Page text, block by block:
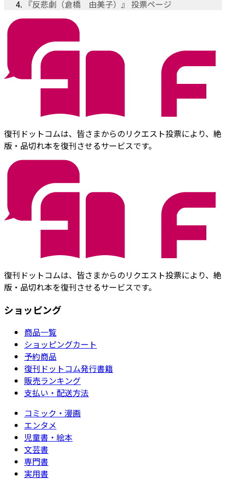
『反悲劇（倉橋 由美子）』 投票ページ
復刊ドットコムは、皆さまからのリクエスト投票により、絶
版・品切れ本を復刊させるサービスです。
復刊ドットコムは、皆さまからのリクエスト投票により、絶
版・品切れ本を復刊させるサービスです。
ショッピング
商品一覧
ショッピングカート
予約商品
復刊ドットコム発行書籍
販売ランキング
支払い・配送方法
コミック・漫画
エンタメ
児童書・絵本
文芸書
専門書
実用書